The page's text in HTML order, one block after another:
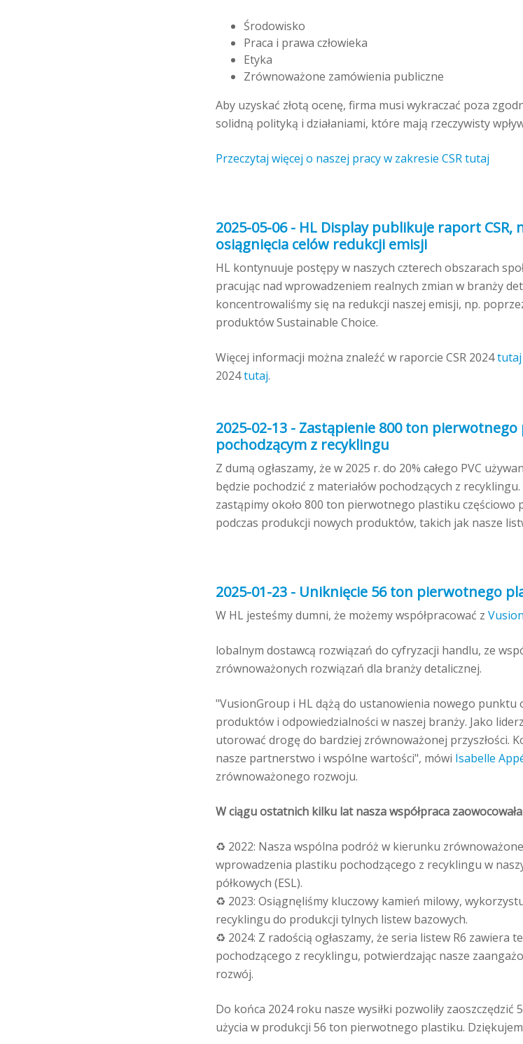
Środowisko
Praca i prawa człowieka
Etyka
Zrównoważone zamówienia publiczne
Aby uzyskać złotą ocenę, firma musi wykraczać poza
solidną polityką i działaniami, które mają rzeczywisty
Przeczytaj więcej o naszej pracy w zakresie CSR tutaj
2025-05-06 - HL Display publikuje raport CSR,
osiągnięcia celów redukcji emisji
HL kontynuuje postępy w naszych czterech obszarach
pracując nad wprowadzeniem realnych zmian w branży
koncentrowaliśmy się na redukcji naszej emisji, np.
produktów Sustainable Choice.
Więcej informacji można znaleźć w raporcie CSR 2024tutaj
2024tutaj.
2025-02-13 - Zastąpienie 800 ton
pochodzącym z recyklingu
Z dumą ogłaszamy, że w 2025 r. do 20% całego PVC
będzie pochodzić z materiałów pochodzących z
zastąpimy około 800 ton pierwotnego plastiku
podczas produkcji nowych produktów, takich jak nasze
2025-01-23 - Uniknięcie 56 ton pierwotnego
W HL jesteśmy dumni, że możemy współpracować z
lobalnym dostawcą rozwiązań do cyfryzacji handlu, ze
zrównoważonych rozwiązań dla branży detalicznej.
"VusionGroup i HL dążą do ustanowienia nowego
produktów i odpowiedzialności w naszej branży. Jako
utorować drogę do bardziej zrównoważonej przyszłości.
nasze partnerstwo i wspólne wartości", mówi Isabelle
zrównoważonego rozwoju.
W ciągu ostatnich kilku lat nasza współpraca
♻️ 2022: Nasza wspólna podróż w kierunku
wprowadzenia plastiku pochodzącego z recyklingu w
półkowych (ESL).
♻️ 2023: Osiągnęliśmy kluczowy kamień milowy,
recyklingu do produkcji tylnych listew bazowych.
♻️ 2024: Z radością ogłaszamy, że seria listew R6 zawiera
pochodzącego z recyklingu, potwierdzając nasze
rozwój.
Do końca 2024 roku nasze wysiłki pozwoliły zaoszczędzić
użycia w produkcji 56 ton pierwotnego plastiku.